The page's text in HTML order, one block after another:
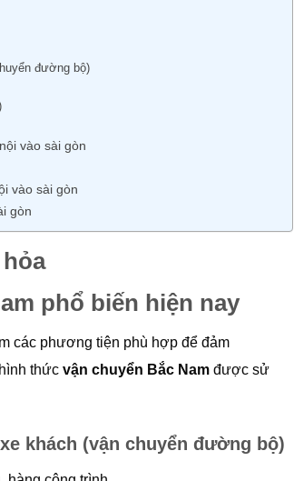
đường bộ)
vào sài gòn
vào sài gòn
gòn
phổ biến hiện nay
các phương tiện phù hợp để đảm
thức vận chuyển Bắc Nam được sử
khách (vận chuyển đường bộ)